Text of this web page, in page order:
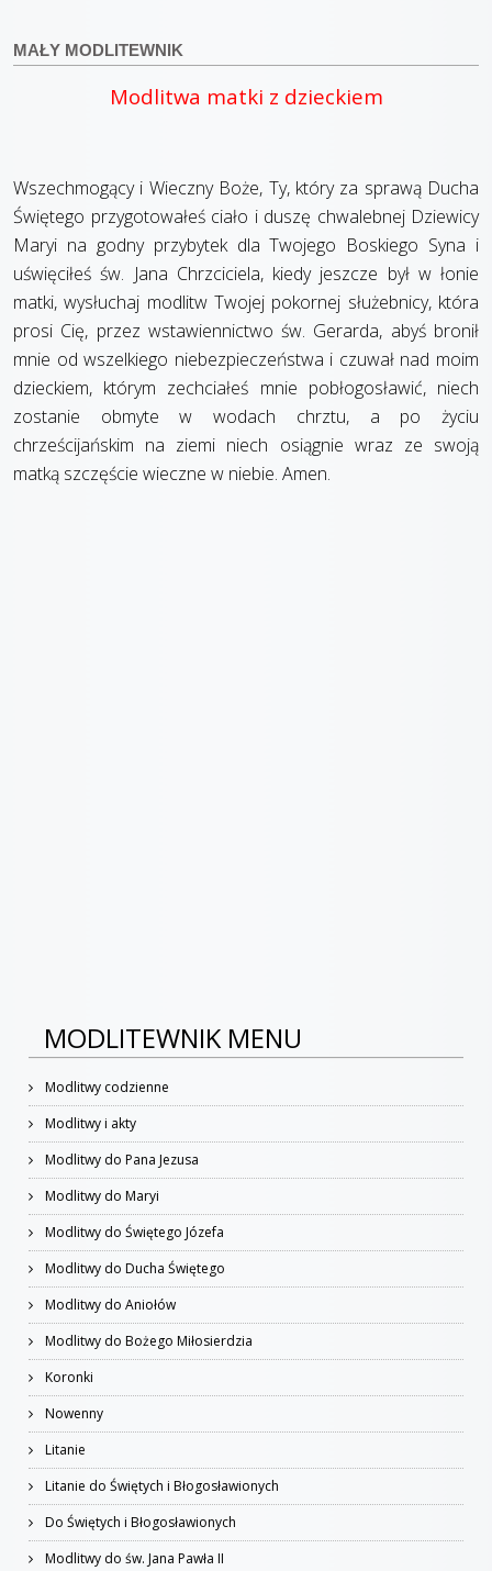
MAŁY MODLITEWNIK
Modlitwa matki z dzieckiem
Wszechmogący i Wieczny Boże, Ty, który za sprawą Ducha
Świętego przygotowałeś ciało i duszę chwalebnej Dziewicy
Maryi na godny przybytek dla Twojego Boskiego Syna i
uświęciłeś św. Jana Chrzciciela, kiedy jeszcze był w łonie
matki, wysłuchaj modlitw Twojej pokornej służebnicy, która
prosi Cię, przez wstawiennictwo św. Gerarda, abyś bronił
mnie od wszelkiego niebezpieczeństwa i czuwał nad moim
dzieckiem, którym zechciałeś mnie pobłogosławić, niech
zostanie obmyte w wodach chrztu, a po życiu
chrześcijańskim na ziemi niech osiągnie wraz ze swoją
matką szczęście wieczne w niebie. Amen.
MODLITEWNIK MENU
Modlitwy codzienne
Modlitwy i akty
Modlitwy do Pana Jezusa
Modlitwy do Maryi
Modlitwy do Świętego Józefa
Modlitwy do Ducha Świętego
Modlitwy do Aniołów
Modlitwy do Bożego Miłosierdzia
Koronki
Nowenny
Litanie
Litanie do Świętych i Błogosławionych
Do Świętych i Błogosławionych
Modlitwy do św. Jana Pawła II